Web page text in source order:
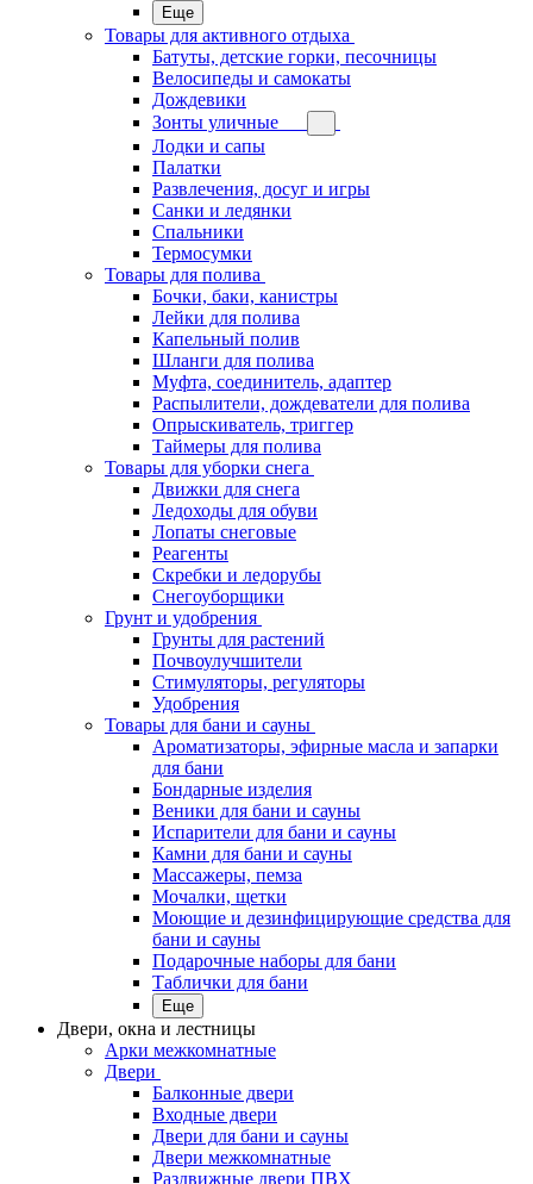
Еще
Товары для активного отдыха
Батуты, детские горки, песочницы
Велосипеды и самокаты
Дождевики
Зонты уличные
Лодки и сапы
Палатки
Развлечения, досуг и игры
Санки и ледянки
Спальники
Термосумки
Товары для полива
Бочки, баки, канистры
Лейки для полива
Капельный полив
Шланги для полива
Муфта, соединитель, адаптер
Распылители, дождеватели для полива
Опрыскиватель, триггер
Таймеры для полива
Товары для уборки снега
Движки для снега
Ледоходы для обуви
Лопаты снеговые
Реагенты
Скребки и ледорубы
Снегоуборщики
Грунт и удобрения
Грунты для растений
Почвоулучшители
Стимуляторы, регуляторы
Удобрения
Товары для бани и сауны
Ароматизаторы, эфирные масла и запарки
для бани
Бондарные изделия
Веники для бани и сауны
Испарители для бани и сауны
Камни для бани и сауны
Массажеры, пемза
Мочалки, щетки
Моющие и дезинфицирующие средства для
бани и сауны
Подарочные наборы для бани
Таблички для бани
Еще
Двери, окна и лестницы
Арки межкомнатные
Двери
Балконные двери
Входные двери
Двери для бани и сауны
Двери межкомнатные
Раздвижные двери ПВХ